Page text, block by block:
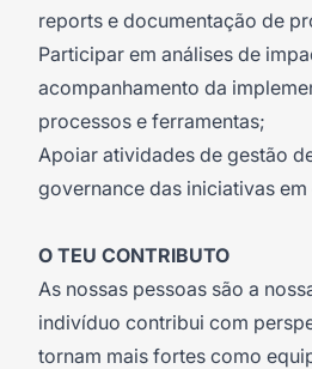
reports e documentação de
Participar em análises de
acompanhamento da
processos e ferramentas;
Apoiar atividades de gestão
governance das iniciativas em
O TEU CONTRIBUTO
As nossas pessoas são a
indivíduo contribui com
tornam mais fortes como